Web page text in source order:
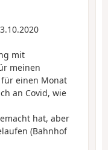
mit
meinen
für einen Monat
an Covid, wie
hat, aber
(Bahnhof